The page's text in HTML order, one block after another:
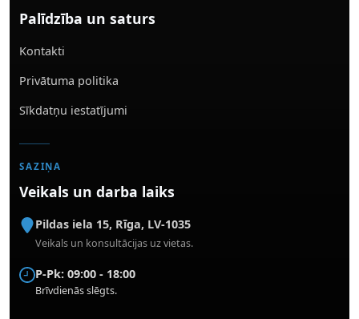
Palīdzība un saturs
Kontakti
Privātuma politika
Sīkdatņu iestatījumi
SAZIŅA
Veikals un darba laiks
Pildas iela 15, Rīga, LV-1035
Veikals un konsultācijas uz vietas.
P-Pk: 09:00 - 18:00
Brīvdienās slēgts.